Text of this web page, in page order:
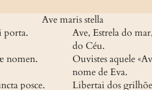
Ave maris stella
porta.
Ave, Estrela do
do Céu.
nomen.
Ouvistes aquele
nome de Eva.
posce.
Libertai dos